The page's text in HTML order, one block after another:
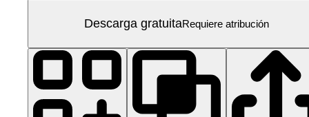
Descarga gratuitaRequiere atribución